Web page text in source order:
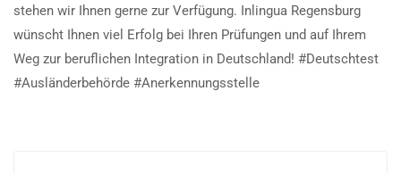
stehen wir Ihnen gerne zur Verfügung. Inlingua Regensburg
wünscht Ihnen viel Erfolg bei Ihren Prüfungen und auf Ihrem
Weg zur beruflichen Integration in Deutschland! #Deutschtest
#Ausländerbehörde #Anerkennungsstelle